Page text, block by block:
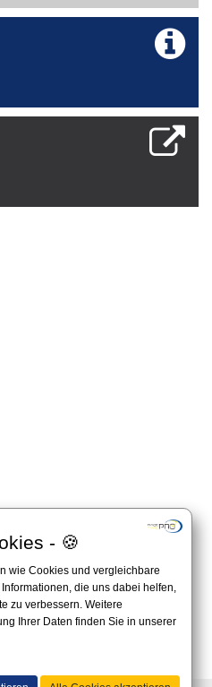
- 🍪
wie Cookies und vergleichbare
die uns dabei helfen,
zu verbessern. Weitere
Ihrer Daten finden Sie in unserer
website of the organizer.